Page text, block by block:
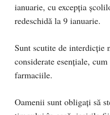
ianuarie, cu excepţia
redeschidă la 9 ianuarie.
Sunt scutite de interdicţie
considerate esenţiale,
farmaciile.
Oamenii sunt obligați să